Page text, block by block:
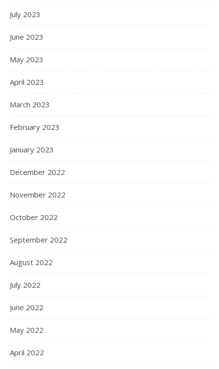
July 2023
June 2023
May 2023
April 2023
March 2023
February 2023
January 2023
December 2022
November 2022
October 2022
September 2022
August 2022
July 2022
June 2022
May 2022
April 2022